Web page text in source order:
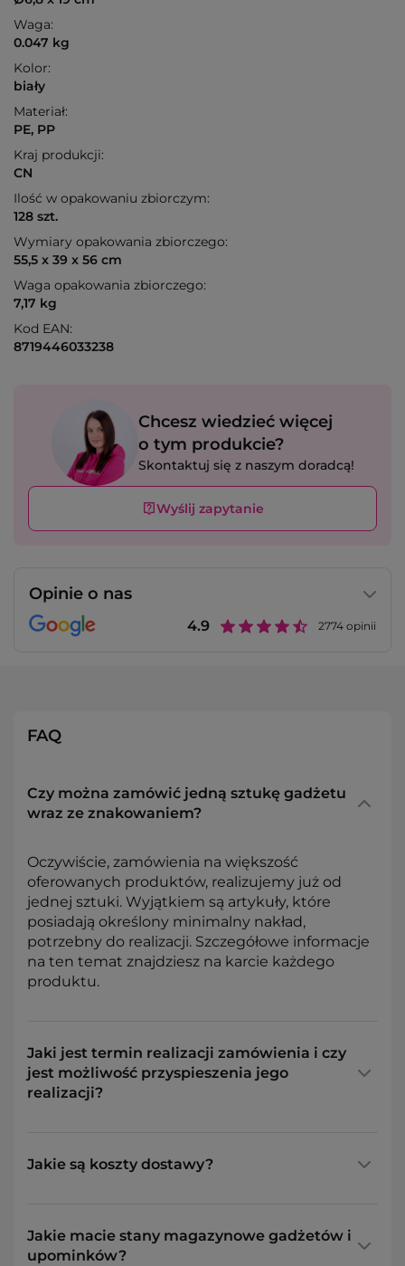
Waga:
0.047 kg
Kolor:
biały
Materiał:
PE, PP
Kraj produkcji:
CN
Ilość w opakowaniu zbiorczym:
128 szt.
Wymiary opakowania zbiorczego:
55,5 x 39 x 56 cm
Waga opakowania zbiorczego:
7,17 kg
Kod EAN:
8719446033238
Chcesz wiedzieć więcej
o tym produkcie?
Skontaktuj się z naszym doradcą!
Wyślij zapytanie
Opinie o nas
4.9 2774 opinii
FAQ
Czy można zamówić jedną sztukę gadżetu
wraz ze znakowaniem?
Oczywiście, zamówienia na większość
oferowanych produktów, realizujemy już od
jednej sztuki. Wyjątkiem są artykuły, które
posiadają określony minimalny nakład,
potrzebny do realizacji. Szczegółowe informacje
na ten temat znajdziesz na karcie każdego
produktu.
Jaki jest termin realizacji zamówienia i czy
jest możliwość przyspieszenia jego
realizacji?
Jakie są koszty dostawy?
Jakie macie stany magazynowe gadżetów i
upominków?